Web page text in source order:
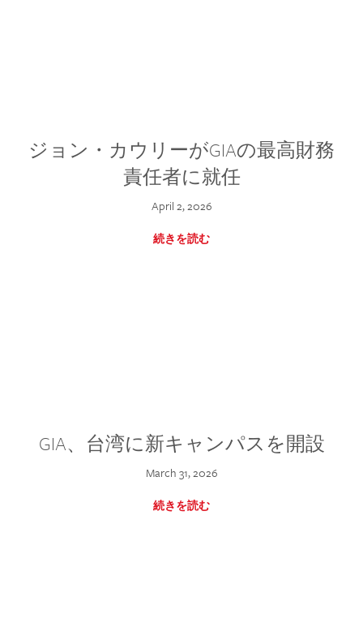
ジョン・カウリーがGIAの最高財務
責任者に就任
April 2, 2026
続きを読む
GIA、台湾に新キャンパスを開設
March 31, 2026
続きを読む